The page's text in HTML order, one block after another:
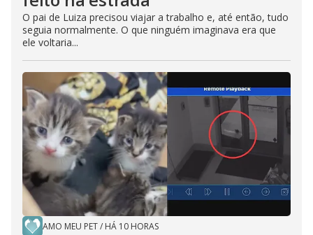
O pai de Luiza precisou viajar a trabalho e, até então, tudo
seguia normalmente. O que ninguém imaginava era que
ele voltaria...
AMO MEU PET/ HÁ 10 HORAS